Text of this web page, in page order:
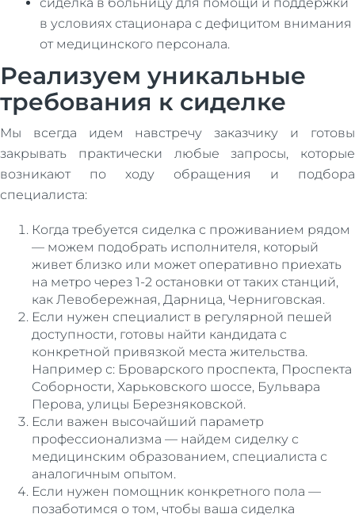
сиделка в больницу для помощи и поддержки
в условиях стационара с дефицитом внимания
от медицинского персонала.
Реализуем уникальные
требования к сиделке
Мы всегда идем навстречу заказчику и готовы
закрывать практически любые запросы, которые
возникают по ходу обращения и подбора
специалиста:
Когда требуется сиделка с проживанием рядом
— можем подобрать исполнителя, который
живет близко или может оперативно приехать
на метро через 1-2 остановки от таких станций,
как Левобережная, Дарница, Черниговская.
Если нужен специалист в регулярной пешей
доступности, готовы найти кандидата с
конкретной привязкой места жительства.
Например с: Броварского проспекта, Проспекта
Соборности, Харьковского шоссе, Бульвара
Перова, улицы Березняковской.
Если важен высочайший параметр
профессионализма — найдем сиделку с
медицинским образованием, специалиста с
аналогичным опытом.
Если нужен помощник конкретного пола —
позаботимся о том, чтобы ваша сиделка